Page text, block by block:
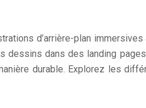
d’arrière-plan
dans des landing
durable. Explorez les